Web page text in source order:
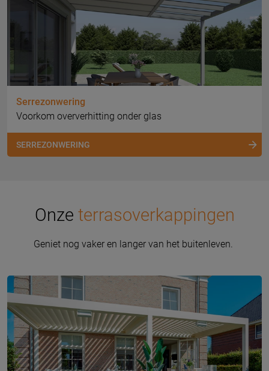
Serrezonwering
Voorkom oververhitting onder glas
SERREZONWERING
Onze terrasoverkappingen
Geniet nog vaker en langer van het buitenleven.